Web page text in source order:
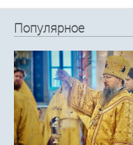
Популярное